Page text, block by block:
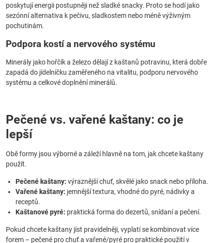
poskytují energii postupněji než sladké snacky. Proto se hodí jako
sezónní alternativa k pečivu, sladkostem nebo méně výživným
pochutinám.
Podpora kostí a nervového systému
Minerály jako hořčík a železo dělají z kaštanů potravinu, která dobře
zapadá do jídelníčku zaměřeného na vitalitu, podporu nervového
systému a celkové doplnění minerálů.
Pečené vs. vařené kaštany: co je
lepší
Obě formy jsou výborné a záleží hlavně na tom, jak chcete kaštany
použít.
Pečené kaštany: výraznější chuť, skvělé jako snack nebo příloha.
Vařené kaštany: jemnější textura, vhodné do pyré, nádivky a
receptů.
Kaštanové pyré: praktická forma do dezertů, snídaní a pečení.
Pokud chcete kaštany jíst pravidelněji, vyplatí se kombinovat více
forem – pečené pro chuť a vařené/pyré pro praktické použití v